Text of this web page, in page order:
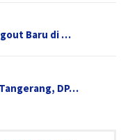
Baru di …
DP…